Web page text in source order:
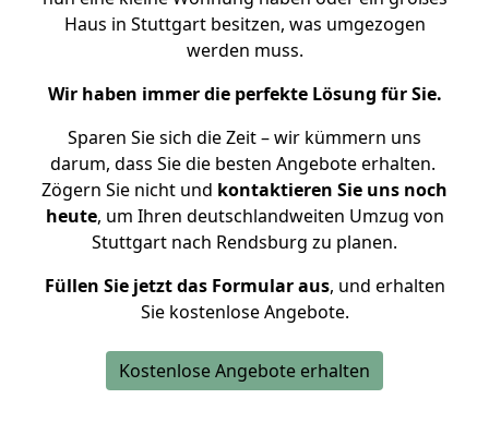
Haus in Stuttgart besitzen, was umgezogen
werden muss.
Wir haben immer die perfekte Lösung für Sie.
Sparen Sie sich die Zeit – wir kümmern uns
darum, dass Sie die besten Angebote erhalten.
Zögern Sie nicht und kontaktieren Sie uns noch
heute, um Ihren deutschlandweiten Umzug von
Stuttgart nach Rendsburg zu planen.
Füllen Sie jetzt das Formular aus, und erhalten
Sie kostenlose Angebote.
Kostenlose Angebote erhalten